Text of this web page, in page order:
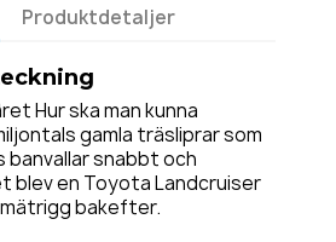
Produktdetaljer
Hur ska man kunna
gamla träsliprar som
banvallar snabbt och
blev en Toyota Landcruiser
bakefter.